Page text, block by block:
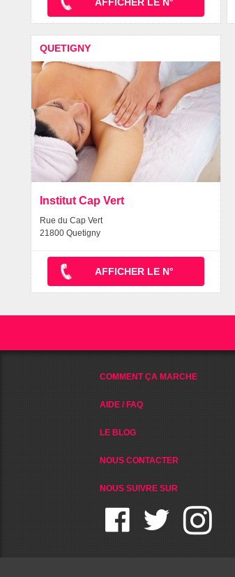
QUETIGNY
Institut Cap Vert
Rue du Cap Vert
21800 Quetigny
AFFICHER LE N°
COMMENT ÇA MARCHE
AIDE / FAQ
LE BLOG
NOUS CONTACTER
NOUS SUIVRE SUR